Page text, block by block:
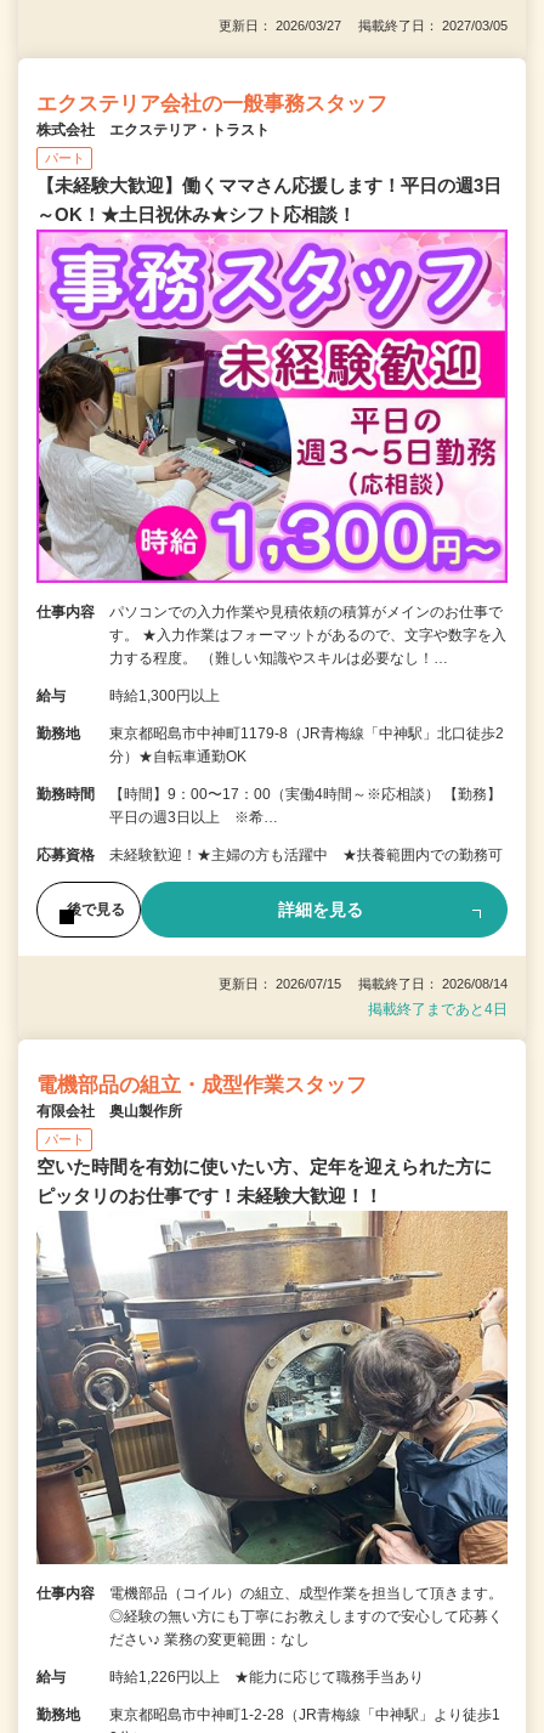
更新日： 2026/03/27 掲載終了日： 2027/03/05
エクステリア会社の一般事務スタッフ
株式会社 エクステリア・トラスト
パート
【未経験大歓迎】働くママさん応援します！平日の週3日
～OK！★土日祝休み★シフト応相談！
仕事内容
パソコンでの入力作業や見積依頼の積算がメインのお仕事で
す。 ★入力作業はフォーマットがあるので、文字や数字を入
力する程度。 （難しい知識やスキルは必要なし！…
給与 時給1,300円以上
勤務地
東京都昭島市中神町1179-8（JR青梅線「中神駅」北口徒歩2
分）★自転車通勤OK
勤務時間
【時間】9：00〜17：00（実働4時間～※応相談） 【勤務】
平日の週3日以上 ※希…
応募資格 未経験歓迎！★主婦の方も活躍中 ★扶養範囲内での勤務可
後で見る 詳細を見る
更新日： 2026/07/15 掲載終了日： 2026/08/14
掲載終了まであと4日
電機部品の組立・成型作業スタッフ
有限会社 奥山製作所
パート
空いた時間を有効に使いたい方、定年を迎えられた方に
ピッタリのお仕事です！未経験大歓迎！！
仕事内容
電機部品（コイル）の組立、成型作業を担当して頂きます。
◎経験の無い方にも丁寧にお教えしますので安心して応募く
ださい♪ 業務の変更範囲：なし
給与 時給1,226円以上 ★能力に応じて職務手当あり
勤務地
東京都昭島市中神町1-2-28（JR青梅線「中神駅」より徒歩1